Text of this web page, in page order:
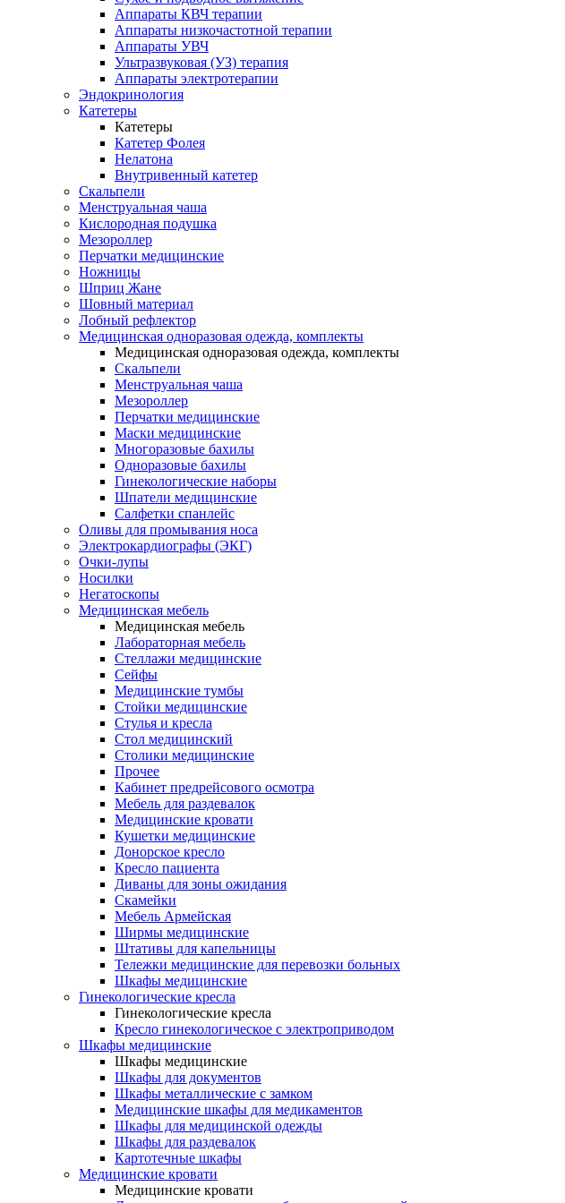
Аппараты КВЧ терапии
Аппараты низкочастотной терапии
Аппараты УВЧ
Ультразвуковая (УЗ) терапия
Аппараты электротерапии
Эндокринология
Катетеры
Катетеры
Катетер Фолея
Нелатона
Внутривенный катетер
Скальпели
Менструальная чаша
Кислородная подушка
Мезороллер
Перчатки медицинские
Ножницы
Шприц Жане
Шовный материал
Лобный рефлектор
Медицинская одноразовая одежда, комплекты
Медицинская одноразовая одежда, комплекты
Скальпели
Менструальная чаша
Мезороллер
Перчатки медицинские
Маски медицинские
Многоразовые бахилы
Одноразовые бахилы
Гинекологические наборы
Шпатели медицинские
Салфетки спанлейс
Оливы для промывания носа
Электрокардиографы (ЭКГ)
Очки-лупы
Носилки
Негатоскопы
Медицинская мебель
Медицинская мебель
Лабораторная мебель
Стеллажи медицинские
Сейфы
Медицинские тумбы
Стойки медицинские
Cтулья и кресла
Стол медицинский
Столики медицинские
Прочее
Кабинет предрейсового осмотра
Мебель для раздевалок
Медицинские кровати
Кушетки медицинские
Донорское кресло
Кресло пациента
Диваны для зоны ожидания
Скамейки
Мебель Армейская
Ширмы медицинские
Штативы для капельницы
Тележки медицинские для перевозки больных
Шкафы медицинские
Гинекологические кресла
Гинекологические кресла
Кресло гинекологическое с электроприводом
Шкафы медицинские
Шкафы медицинские
Шкафы для документов
Шкафы металлические с замком
Медицинские шкафы для медикаментов
Шкафы для медицинской одежды
Шкафы для раздевалок
Картотечные шкафы
Медицинские кровати
Медицинские кровати